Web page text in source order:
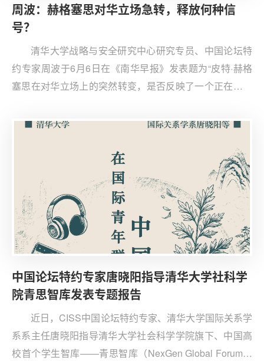
周波：赫格塞思对华立场急转，释放何种信
号？
清华大学战略与安全研究中心研究专员、中国论坛特
约专家周波于6月6日在《南华早报》发表题为“皮特·赫格
塞思在对华立场上的突然转变，是否反映了一个正在衰落
reflect an America in decline）的评论文章。
中国论坛特约专家唐晓阳指导清华大学社科学
院青思智库发表专题报告
近日，CISS中国论坛特约专家、清华大学国际关系学
系系主任唐晓阳指导清华大学社会科学学院旗下、中国高
校首个学生智库——青思智库（NexGen Global Forum）